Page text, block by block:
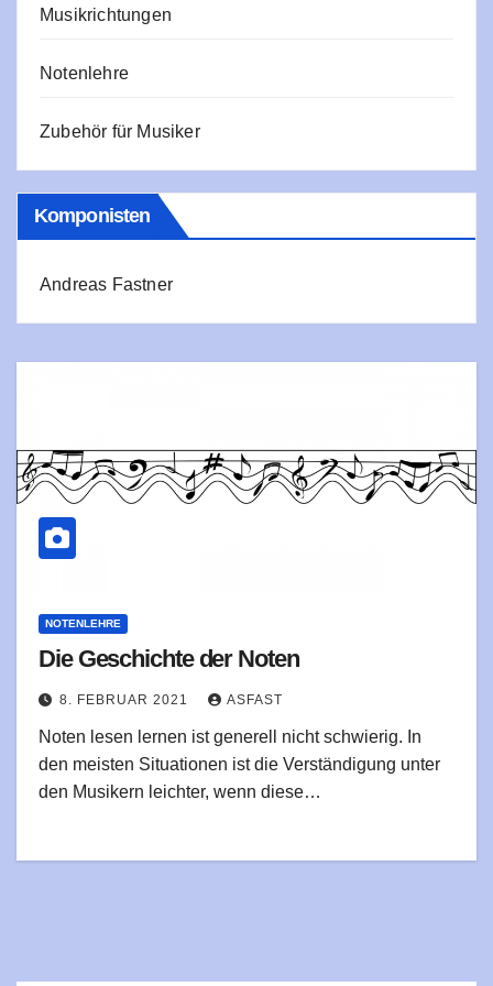
Musikrichtungen
Notenlehre
Zubehör für Musiker
Komponisten
Andreas Fastner
NOTENLEHRE
Die Geschichte der Noten
8. FEBRUAR 2021 ASFAST
Noten lesen lernen ist generell nicht schwierig. In
den meisten Situationen ist die Verständigung unter
den Musikern leichter, wenn diese…